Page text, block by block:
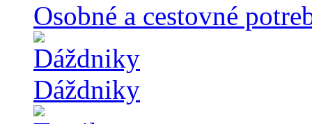
Osobné a cestovné
Dáždniky